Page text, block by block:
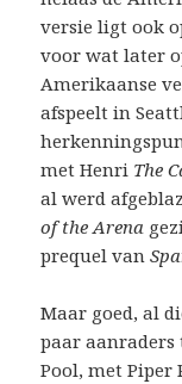
versie ligt ook
voor wat later
Amerikaanse
afspeelt in
met Henri The
al werd
of the Arena
prequel van
Maar goed, al
paar aanraders
Pool, met Piper